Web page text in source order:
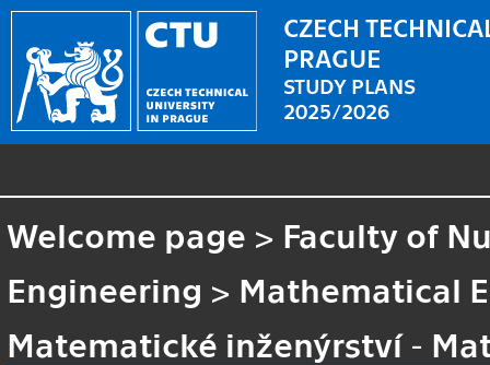
CZECH
PRAGUE
STUDY PLANS
2025/2026
Welcome page > Faculty of
Engineering > Mathematical
Matematické inženýrství -